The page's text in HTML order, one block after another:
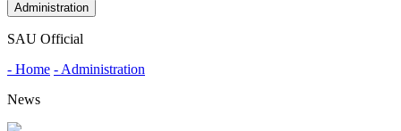
Administration
SAU Official
- Home - Administration
News